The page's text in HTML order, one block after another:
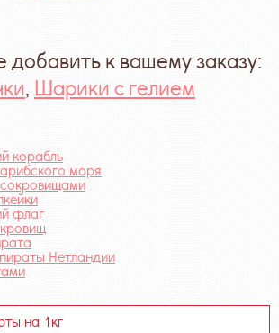
добавить к вашему заказу:
, Шарики с гелием
корабль
моря
флаг
Нетландии
на 1кг